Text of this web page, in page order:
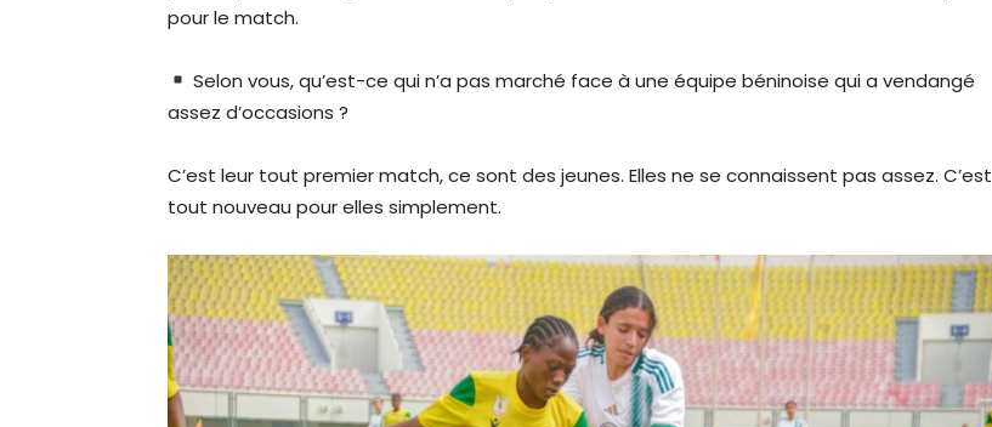
pour le match.
Selon vous, qu’est-ce qui n’a pas marché face à une équipe béninoise qui a vendangé
assez d’occasions ?
C’est leur tout premier match, ce sont des jeunes. Elles ne se connaissent pas assez. C’est
tout nouveau pour elles simplement.